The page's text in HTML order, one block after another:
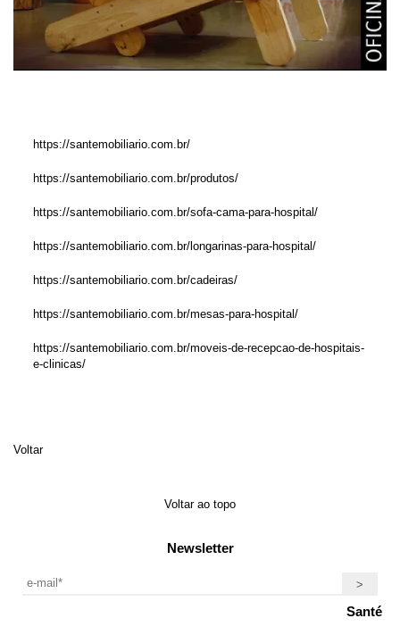
https://santemobiliario.com.br/
https://santemobiliario.com.br/produtos/
https://santemobiliario.com.br/sofa-cama-para-hospital/
https://santemobiliario.com.br/longarinas-para-hospital/
https://santemobiliario.com.br/cadeiras/
https://santemobiliario.com.br/mesas-para-hospital/
https://santemobiliario.com.br/moveis-de-recepcao-de-hospitais-
e-clinicas/
Voltar
Voltar ao topo
Newsletter
Santé